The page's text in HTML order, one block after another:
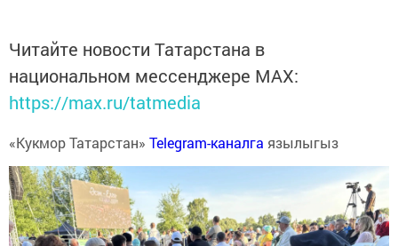
Читайте новости Татарстана в
национальном мессенджере MАХ:
https://max.ru/tatmedia
«Кукмор Татарстан» Telegram-каналга язылыгыз